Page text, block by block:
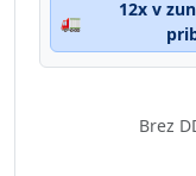
🚛
12x v
Brez